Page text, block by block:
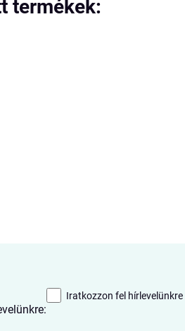
termékek:
Iratkozzon fel hírlevelünkre